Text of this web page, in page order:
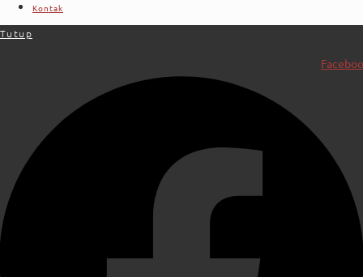
Kontak
Tutup